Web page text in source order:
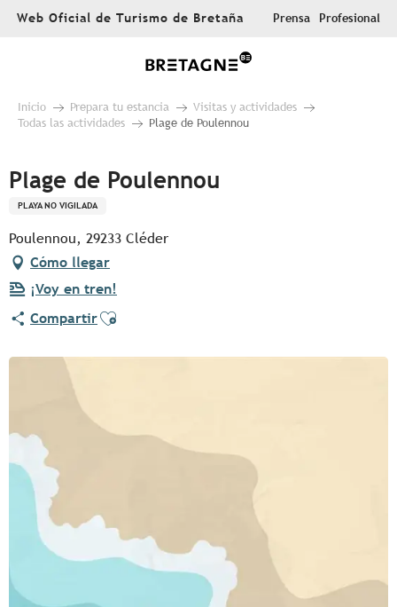
AllerWeb Oficial de Turismo de Bretaña Prensa Profesional
Inicio Prepara tu estancia
Visitas y actividades
Todas las actividades
Plage de Poulennou
Plage de Poulennou
PLAYA NO VIGILADA
Poulennou, 29233 Cléder
Cómo llegar
¡Voy en tren!
CompartirAjouter aux favoris